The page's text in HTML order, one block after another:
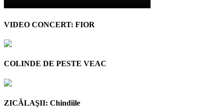
VIDEO CONCERT: FIOR
COLINDE DE PESTE VEAC
ZICĂLAŞII: Chindiile